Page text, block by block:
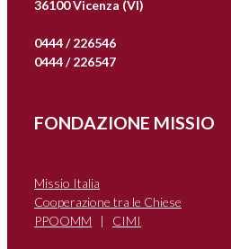
36100 Vicenza (VI)
0444 / 226546
0444 / 226547
FONDAZIONE MISSIO
Missio Italia
Cooperazione tra le Chiese
PPOOMM | CIMI